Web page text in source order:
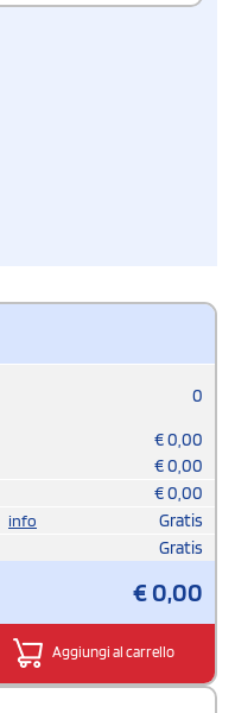
0
€0,00
€0,00
€0,00
info
Gratis
Gratis
€0,00
Aggiungi al carrello